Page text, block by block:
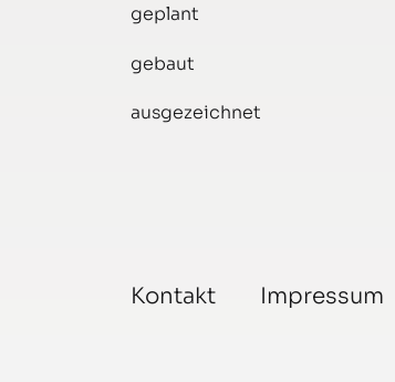
geplant
gebaut
ausgezeichnet
Kontakt Impressum